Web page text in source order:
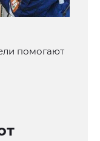
помогают